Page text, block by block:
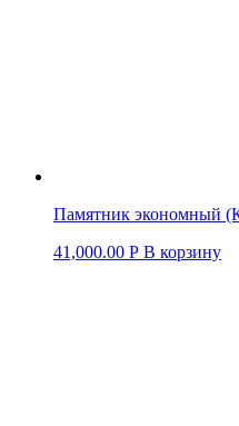
Памятник экономный
41,000.00 Р В корзину